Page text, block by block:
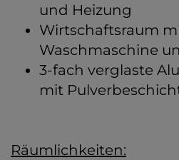
und Heizung
Wirtschaftsraum
Waschmaschine
3-fach verglaste
mit
Räumlichkeiten: